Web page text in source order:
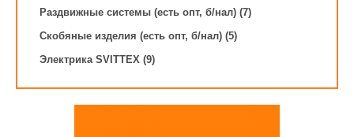
Раздвижные системы (есть опт, б/нал) (7)
Скобяные изделия (есть опт, б/нал) (5)
Электрика SVITTEX (9)